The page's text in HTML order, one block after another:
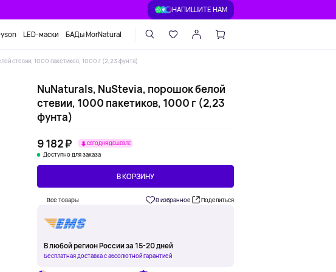
НАПИШИТЕ НАМ
LED-маски БАДы MorNatural
стевии, 1000 пакетиков, 1000 г (2,23 фунта)
NuNaturals, NuStevia, порошок белой
стевии, 1000 пакетиков, 1000 г (2,23
фунта)
9 182 ₽
СЕГОДНЯ ДЕШЕВЛЕ
Доступно для заказа
В КОРЗИНУ
Все товары В избранное Поделиться
В любой регион России за 15-20 дней
Бесплатная доставка с абсолютной гарантией